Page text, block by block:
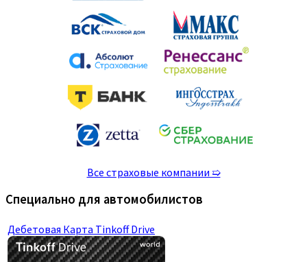
Все страховые компании ➯
Специально для автомобилистов
Дебетовая Карта Tinkoff Drive